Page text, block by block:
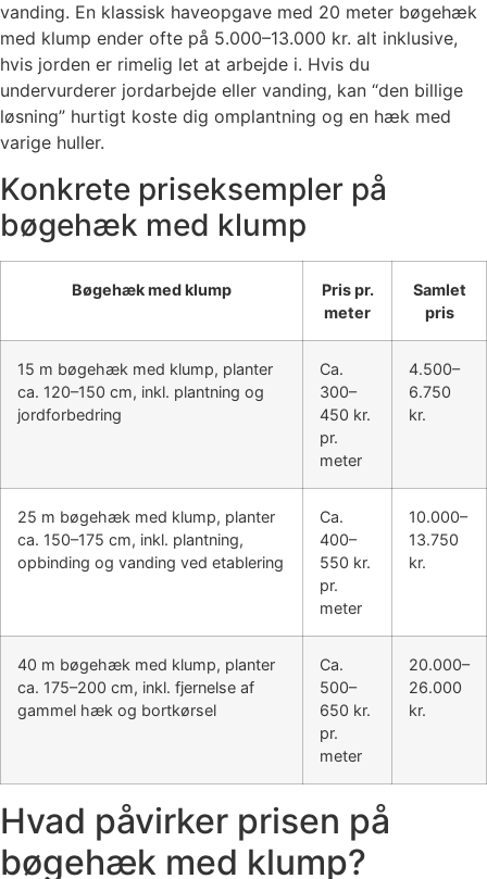
vanding. En klassisk haveopgave med 20 meter bøgehæk
med klump ender ofte på 5.000–13.000 kr. alt inklusive,
hvis jorden er rimelig let at arbejde i. Hvis du
undervurderer jordarbejde eller vanding, kan “den billige
løsning” hurtigt koste dig omplantning og en hæk med
varige huller.
Konkrete priseksempler på
bøgehæk med klump
Bøgehæk med klump
Pris pr.
meter
Samlet
pris
15 m bøgehæk med klump, planter
ca. 120–150 cm, inkl. plantning og
jordforbedring
Ca.
300–
450 kr.
pr.
meter
4.500–
6.750
kr.
25 m bøgehæk med klump, planter
ca. 150–175 cm, inkl. plantning,
opbinding og vanding ved etablering
Ca.
400–
550 kr.
pr.
meter
10.000–
13.750
kr.
40 m bøgehæk med klump, planter
ca. 175–200 cm, inkl. fjernelse af
gammel hæk og bortkørsel
Ca.
500–
650 kr.
pr.
meter
20.000–
26.000
kr.
Hvad påvirker prisen på
bøgehæk med klump?